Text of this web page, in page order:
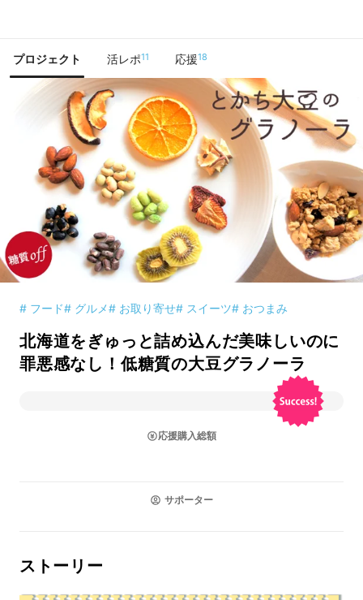
プロジェクト 活レポ11 応援18
# フード# グルメ# お取り寄せ# スイーツ# おつまみ
北海道をぎゅっと詰め込んだ美味しいのに
罪悪感なし！低糖質の大豆グラノーラ
応援購入総額
サポーター
ストーリー